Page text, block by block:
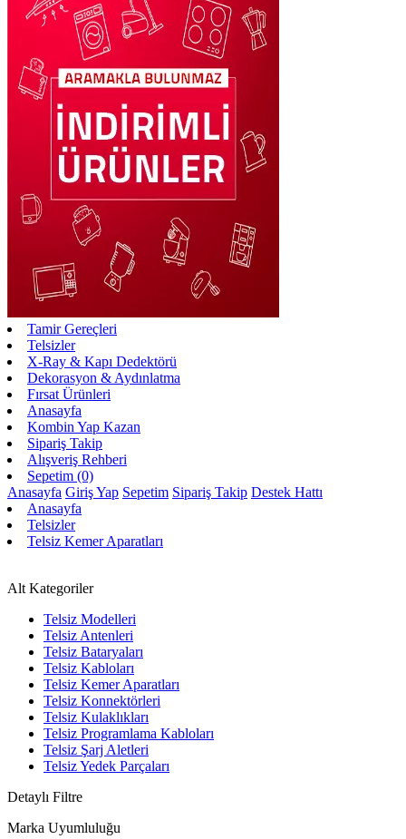
Tamir Gereçleri
Telsizler
X-Ray & Kapı Dedektörü
Dekorasyon & Aydınlatma
Fırsat Ürünleri
Anasayfa
Kombin Yap Kazan
Sipariş Takip
Alışveriş Rehberi
Sepetim (0)
Anasayfa Giriş Yap Sepetim Sipariş Takip Destek Hattı
Anasayfa
Telsizler
Telsiz Kemer Aparatları
Alt Kategoriler
Telsiz Modelleri
Telsiz Antenleri
Telsiz Bataryaları
Telsiz Kabloları
Telsiz Kemer Aparatları
Telsiz Konnektörleri
Telsiz Kulaklıkları
Telsiz Programlama Kabloları
Telsiz Şarj Aletleri
Telsiz Yedek Parçaları
Detaylı Filtre
Marka Uyumluluğu